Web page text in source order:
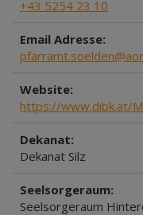
+43 5254 23 10
Email Adresse:
Website:
https://www.dibk.at/
Dekanat:
Dekanat Silz
Seelsorgeraum:
Seelsorgeraum